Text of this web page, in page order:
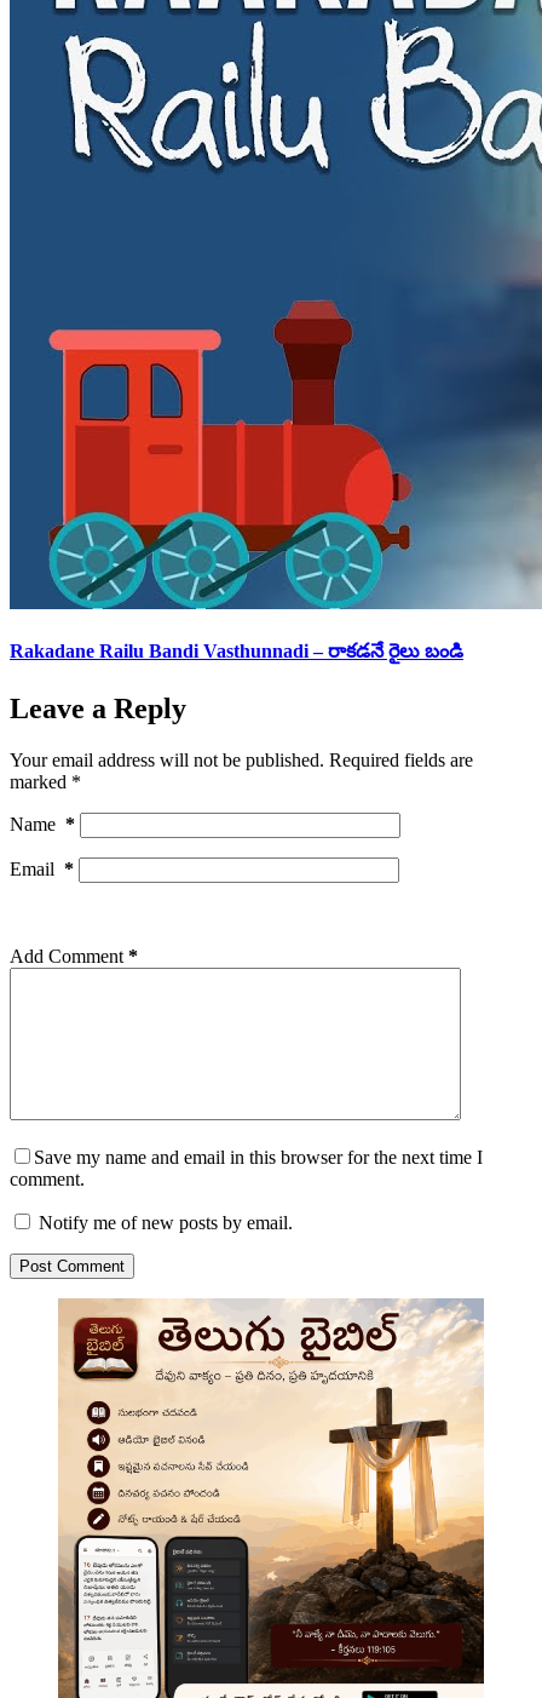
Rakadane Railu Bandi Vasthunnadi – రాకడనే రైలు బండి
Leave a Reply
Your email address will not be published. Required fields are
marked *
Name *
Email *
Add Comment *
Save my name and email in this browser for the next time I
comment.
Notify me of new posts by email.
Post Comment